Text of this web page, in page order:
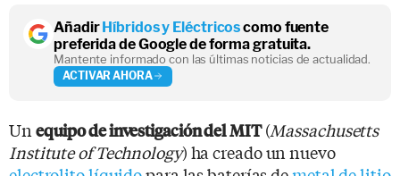
AñadirHíbridos y Eléctricoscomo fuente
preferida de Google de forma gratuita.
Mantente informado con las últimas noticias de actualidad.
ACTIVAR AHORA
Un equipo de investigación delMIT(Massachusetts
Institute of Technology) ha creado un nuevo